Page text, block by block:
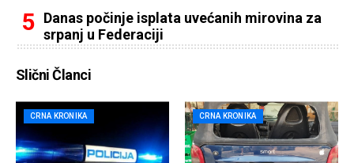
Danas počinje isplata uvećanih mirovina za
srpanj u Federaciji
Slični Članci
CRNA KRONIKA CRNA KRONIKA